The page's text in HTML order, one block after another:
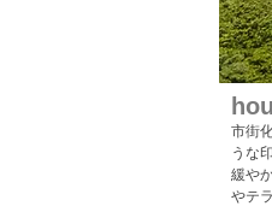
市街
うな
緩や
やテ